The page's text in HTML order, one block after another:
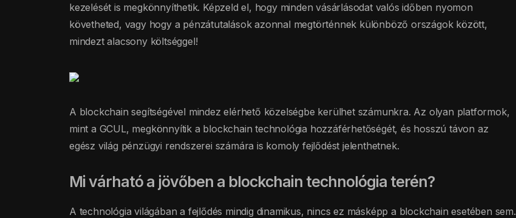
kezelését is megkönnyíthetik. Képzeld el, hogy minden vásárlásodat valós időben nyomon
követheted, vagy hogy a pénzátutalások azonnal megtörténnek különböző országok között,
mindezt alacsony költséggel!
A blockchain segítségével mindez elérhető közelségbe kerülhet számunkra. Az olyan platformok,
mint a GCUL, megkönnyítik a blockchain technológia hozzáférhetőségét, és hosszú távon az
egész világ pénzügyi rendszerei számára is komoly fejlődést jelenthetnek.
Mi várható a jövőben a blockchain technológia terén?
A technológia világában a fejlődés mindig dinamikus, nincs ez másképp a blockchain esetében sem.